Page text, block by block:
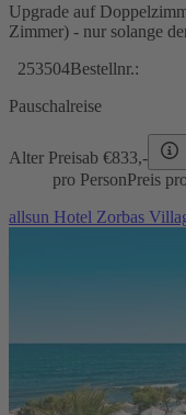
Upgrade auf
Zimmer) - nur solange
253504Bestellnr.:
Pauschalreise
Alter Preisab €833,-
pro PersonPreis
allsun Hotel Zorbas